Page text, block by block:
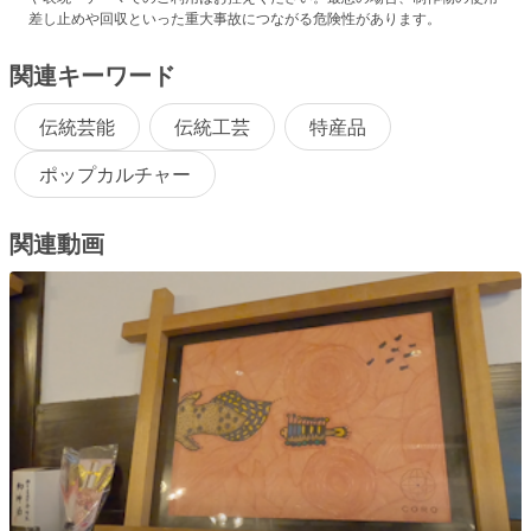
差し止めや回収といった重大事故につながる危険性があります。
関連キーワード
伝統芸能 伝統工芸
特産品
ポップカルチャー
関連動画